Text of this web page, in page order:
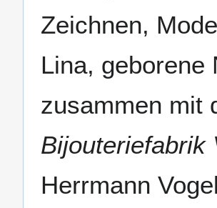
Zeichnen,
Lina, geborene
zusammen mit
Bijouteriefabrik
Herrmann